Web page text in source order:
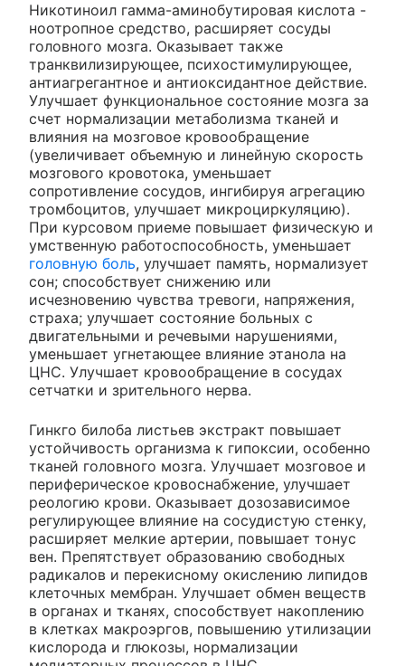
Никотиноил гамма-аминобутировая кислота -
ноотропное средство, расширяет сосуды
головного мозга. Оказывает также
транквилизирующее, психостимулирующее,
антиагрегантное и антиоксидантное действие.
Улучшает функциональное состояние мозга за
счет нормализации метаболизма тканей и
влияния на мозговое кровообращение
(увеличивает объемную и линейную скорость
мозгового кровотока, уменьшает
сопротивление сосудов, ингибируя агрегацию
тромбоцитов, улучшает микроциркуляцию).
При курсовом приеме повышает физическую и
умственную работоспособность, уменьшает
головную боль, улучшает память, нормализует
сон; способствует снижению или
исчезновению чувства тревоги, напряжения,
страха; улучшает состояние больных с
двигательными и речевыми нарушениями,
уменьшает угнетающее влияние этанола на
ЦНС. Улучшает кровообращение в сосудах
сетчатки и зрительного нерва.
Гинкго билоба листьев экстракт повышает
устойчивость организма к гипоксии, особенно
тканей головного мозга. Улучшает мозговое и
периферическое кровоснабжение, улучшает
реологию крови. Оказывает дозозависимое
регулирующее влияние на сосудистую стенку,
расширяет мелкие артерии, повышает тонус
вен. Препятствует образованию свободных
радикалов и перекисному окислению липидов
клеточных мембран. Улучшает обмен веществ
в органах и тканях, способствует накоплению
в клетках макроэргов, повышению утилизации
кислорода и глюкозы, нормализации